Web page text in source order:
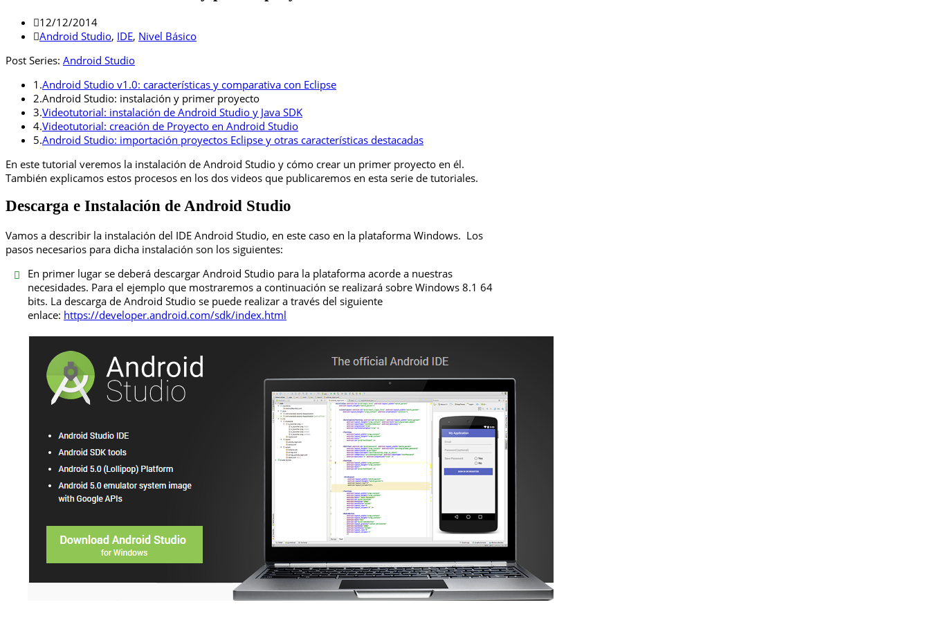
12/12/2014
Android Studio, IDE, Nivel Básico
Post Series: Android Studio
1.Android Studio v1.0: características y comparativa con Eclipse
2.Android Studio: instalación y primer proyecto
3.Videotutorial: instalación de Android Studio y Java SDK
4.Videotutorial: creación de Proyecto en Android Studio
5.Android Studio: importación proyectos Eclipse y otras características destacadas
En este tutorial veremos la instalación de Android Studio y cómo crear un primer proyecto en él.
También explicamos estos procesos en los dos videos que publicaremos en esta serie de tutoriales.
Descarga e Instalación de Android Studio
Vamos a describir la instalación del IDE Android Studio, en este caso en la plataforma Windows. Los
pasos necesarios para dicha instalación son los siguientes:
En primer lugar se deberá descargar Android Studio para la plataforma acorde a nuestras
necesidades. Para el ejemplo que mostraremos a continuación se realizará sobre Windows 8.1 64
bits. La descarga de Android Studio se puede realizar a través del siguiente
enlace: https://developer.android.com/sdk/index.html